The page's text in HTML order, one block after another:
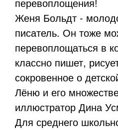
Женя Больдт -
писатель. Он тоже
перевоплощаться в
классно пишет,
сокровенное о
Лёню и его
иллюстратор Дина
Для среднего